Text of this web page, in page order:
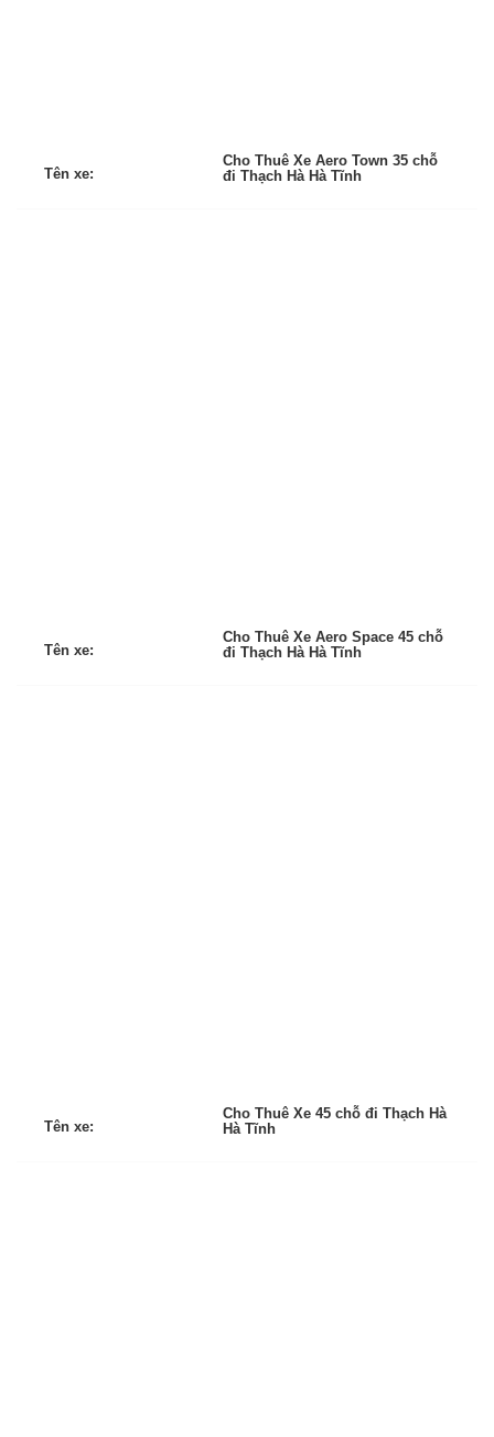
Tên xe:
Cho Thuê Xe Aero Town 35 chỗ
đi Thạch Hà Hà Tĩnh
Tên xe:
Cho Thuê Xe Aero Space 45 chỗ
đi Thạch Hà Hà Tĩnh
Tên xe:
Cho Thuê Xe 45 chỗ đi Thạch Hà
Hà Tĩnh